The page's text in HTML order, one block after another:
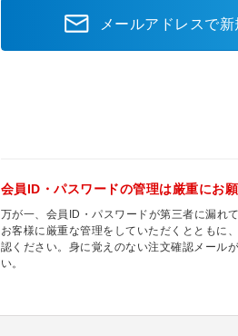
メールアドレスで
会員ID・パスワードの管理は厳重にお
万が一、会員ID・パスワードが第三者に漏れ
お客様に厳重な管理をしていただくとともに
認ください。身に覚えのない注文確認メール
い。